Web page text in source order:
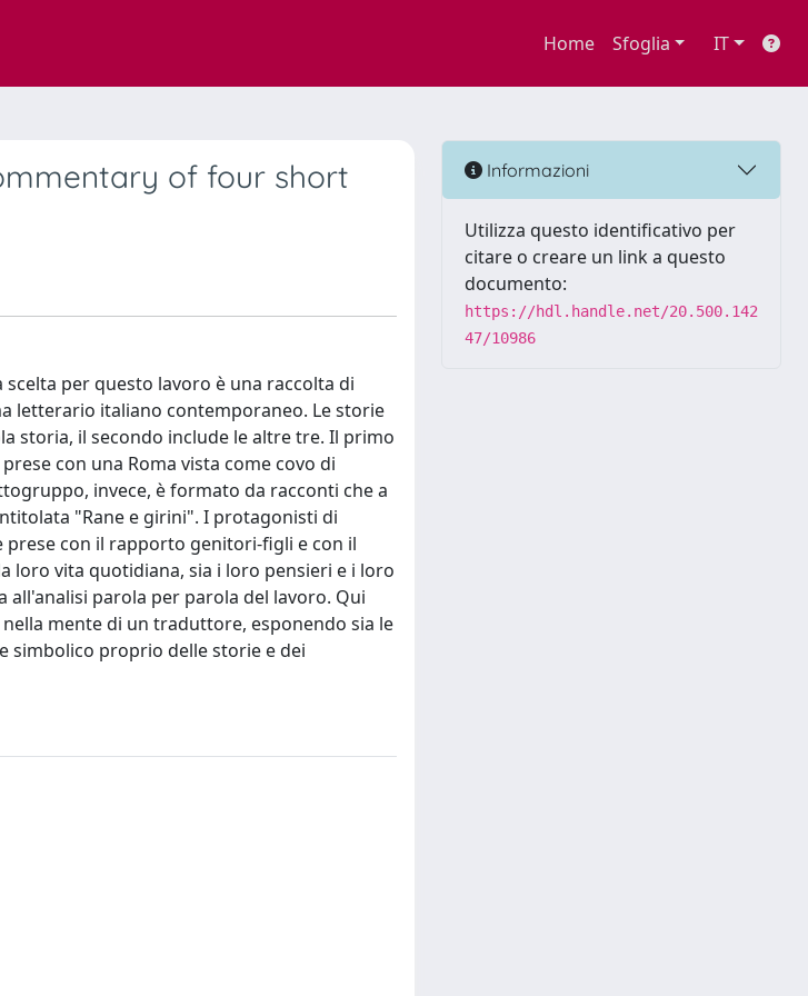
Home Sfoglia IT
of four short
per questo lavoro è una raccolta di
letterario italiano contemporaneo. Le storie
storia, il secondo include le altre tre. Il primo
con una Roma vista come covo di
invece, è formato da racconti che a
"Rane e girini". I protagonisti di
prese con il rapporto genitori-figli e con il
loro vita quotidiana, sia i loro pensieri e i loro
all'analisi parola per parola del lavoro. Qui
mente di un traduttore, esponendo sia le
simbolico proprio delle storie e dei
Informazioni
Utilizza questo identificativo per
citare o creare un link a questo
documento:
https://hdl.handle.net/20.500.142
47/10986